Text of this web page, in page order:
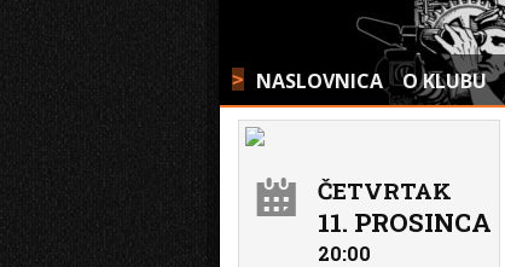
> NASLOVNICA O KLUBU
ČETVRTAK
11. PROSINCA
20:00